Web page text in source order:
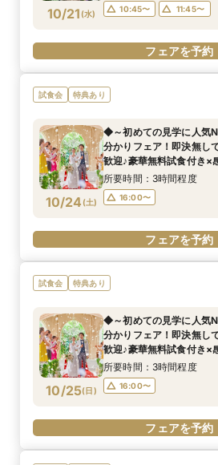
10/21 (水) 10:45〜 11:45〜
フェアを予約
試食会 特典あり
10/24 (土)
◆～初めての見学に人気
分かりフェア！即決無し
歓迎♪豪華無料試食付き×
《ドレス2着目無料特典
所要時間：3時間程度
16:00〜
フェアを予約
試食会 特典あり
10/25(日)
◆～初めての見学に人気
分かりフェア！即決無し
歓迎♪豪華無料試食付き×
《ドレス2着目無料特典
所要時間：3時間程度
16:00〜
フェアを予約